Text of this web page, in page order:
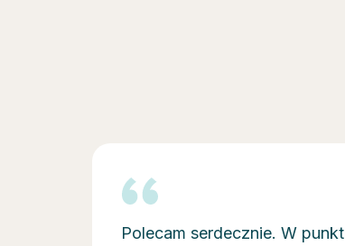
Polecam serdecznie. W punkt